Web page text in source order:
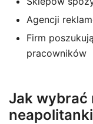
Agencji
Firm
pracowników
Jak wybrać